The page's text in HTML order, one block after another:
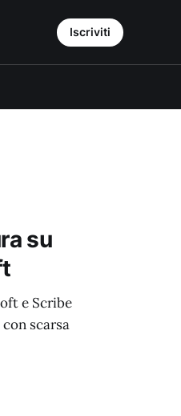
Iscriviti
su
e Scribe
scarsa